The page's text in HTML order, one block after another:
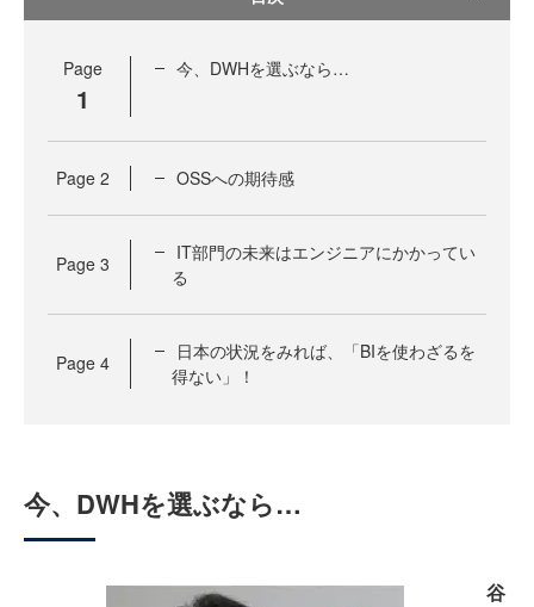
Page
1
今、DWHを選ぶなら…
Page 2 OSSへの期待感
Page 3
IT部門の未来はエンジニアにかかってい
る
Page 4
日本の状況をみれば、「BIを使わざるを
得ない」！
今、DWHを選ぶなら…
谷